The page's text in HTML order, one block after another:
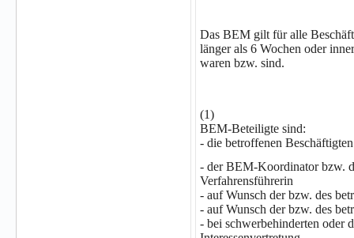
Das BEM gilt für alle
länger als 6 Wochen oder
waren bzw. sind.
(1)
BEM-Beteiligte sind:
- die betroffenen Beschäftigten
- der BEM-Koordinator bzw.
Verfahrensführerin
- auf Wunsch der bzw. des
- auf Wunsch der bzw. des
- bei schwerbehinderten oder